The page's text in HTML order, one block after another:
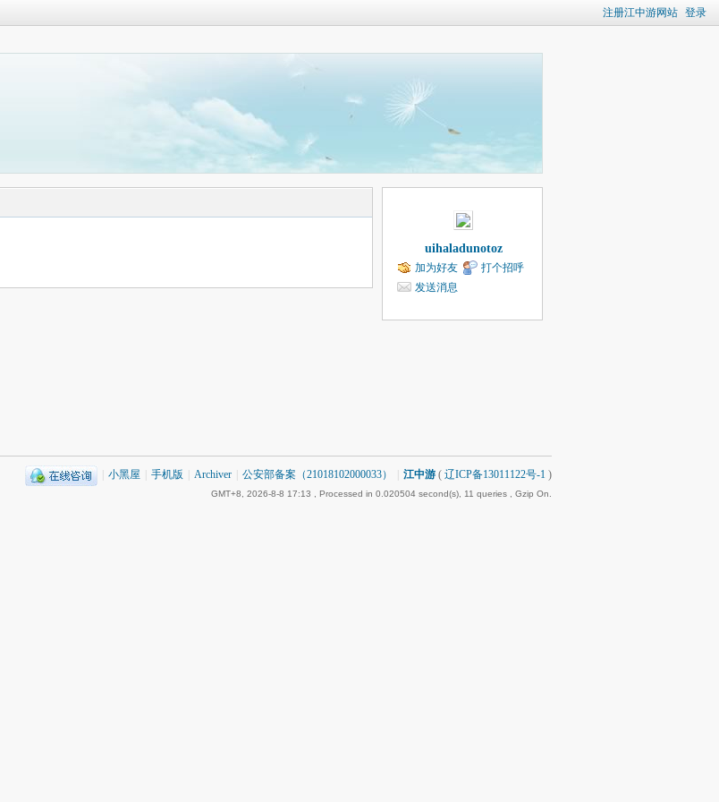
注册江中游网站 登录
uihaladunotoz
加为好友
打个招呼
发送消息
小黑屋 手机版 Archiver 公安部备案（21018102000033） 江中游 ( 辽ICP备13011122号-1 )
GMT+8, 2026-8-8 17:13 , Processed in 0.020504 second(s), 11 queries , Gzip On.